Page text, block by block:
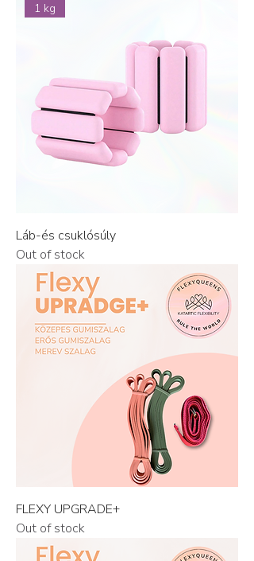
1 kg
Láb-és csuklósúly
Out of stock
FLEXY UPGRADE+
Out of stock